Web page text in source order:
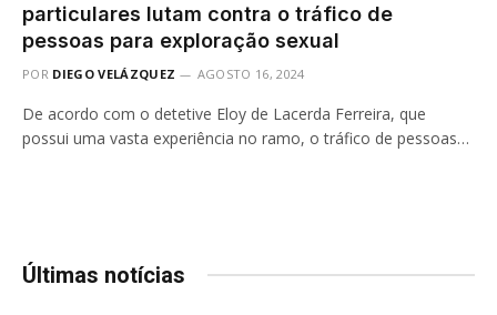
particulares lutam contra o tráfico de
pessoas para exploração sexual
POR DIEGO VELÁZQUEZ AGOSTO 16, 2024
De acordo com o detetive Eloy de Lacerda Ferreira, que
possui uma vasta experiência no ramo, o tráfico de pessoas…
Últimas notícias